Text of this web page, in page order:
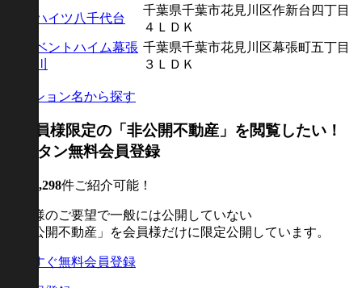
サンハイツ八千代台
千葉県千葉市花見川区作新台四丁目
４ＬＤＫ
アーベントハイム幕張 千葉県千葉市花見川区幕張町五丁目
３ＬＤＫ
マンション名から探す
1,298件ご紹介可能！
売主様のご要望で一般には公開していない
「非公開不動産」を会員様だけに限定公開しています。